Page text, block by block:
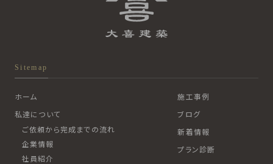
Sitemap
ホーム
私達について
ご依頼から完成までの流れ
企業情報
社員紹介
施工事例
ブログ
新着情報
プラン診断